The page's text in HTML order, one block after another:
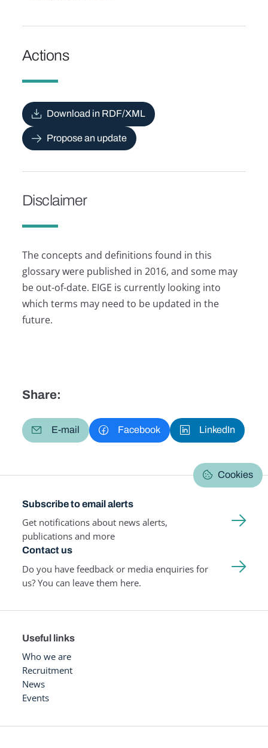
Actions
Download in RDF/XML
Propose an update
Disclaimer
The concepts and definitions found in this
glossary were published in 2016, and some may
be out-of-date. EIGE is currently looking into
which terms may need to be updated in the
future.
Share:
E-mail Facebook LinkedIn
Cookies
Subscribe to email alerts
Get notifications about news alerts,
publications and more
Contact us
Do you have feedback or media enquiries for
us? You can leave them here.
Useful links
Who we are
Recruitment
News
Events